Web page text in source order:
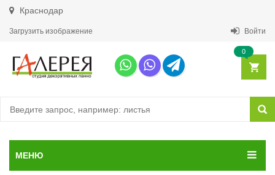
Краснодар
Загрузить изображение Войти
0
МЕНЮ